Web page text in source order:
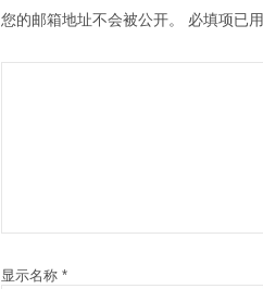
您的邮箱地址不会被公开。 必填项已用
显示名称 *